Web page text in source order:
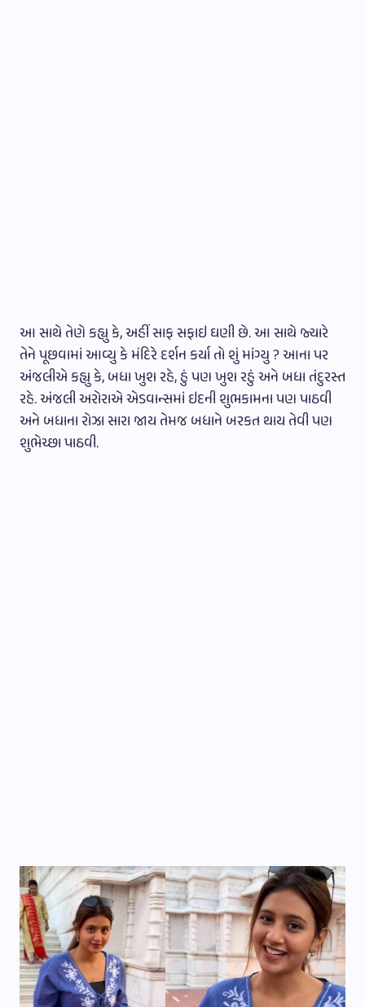
આ સાથે તેણે કહ્યુ કે, અહીં સાફ સફાઇ ઘણી છે. આ સાથે જ્યારે
તેને પૂછવામાં આવ્યુ કે મંદિરે દર્શન કર્યા તો શું માંગ્યુ ? આના પર
અંજલીએ કહ્યુ કે, બધા ખુશ રહે, હું પણ ખુશ રહું અને બધા તંદુરસ્ત
રહે. અંજલી અરોરાએ એડવાન્સમાં ઇદની શુભકામના પણ પાઠવી
અને બધાના રોઝા સારા જાય તેમજ બધાને બરકત થાય તેવી પણ
શુભેચ્છા પાઠવી.